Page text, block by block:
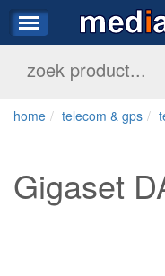
home telecom & gps
Gigaset